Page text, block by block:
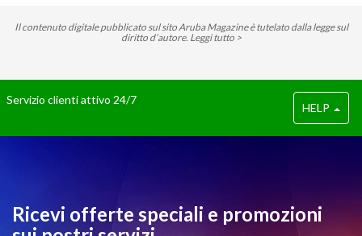
Il contenuto digitale pubblicato sul sito Aruba Magazine è tutelato dalla legge sul
diritto d’autore. Leggi tutto >
HELP
Servizio clienti attivo 24/7
Ricevi offerte speciali e promozioni